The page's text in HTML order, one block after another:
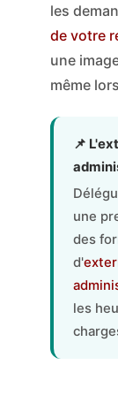
les
de votre
une
même
📌
une
des
d'
les